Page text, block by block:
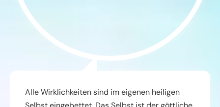
Alle Wirklichkeiten sind im eigenen heiligen